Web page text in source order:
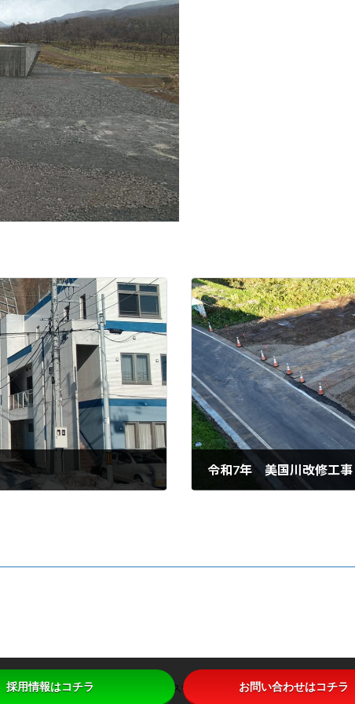
令和7年 美国川改修工事
Copyright © 株式会社 久保組 All Rights Reserved.
採用情報はコチラ お問い合わせはコチラ